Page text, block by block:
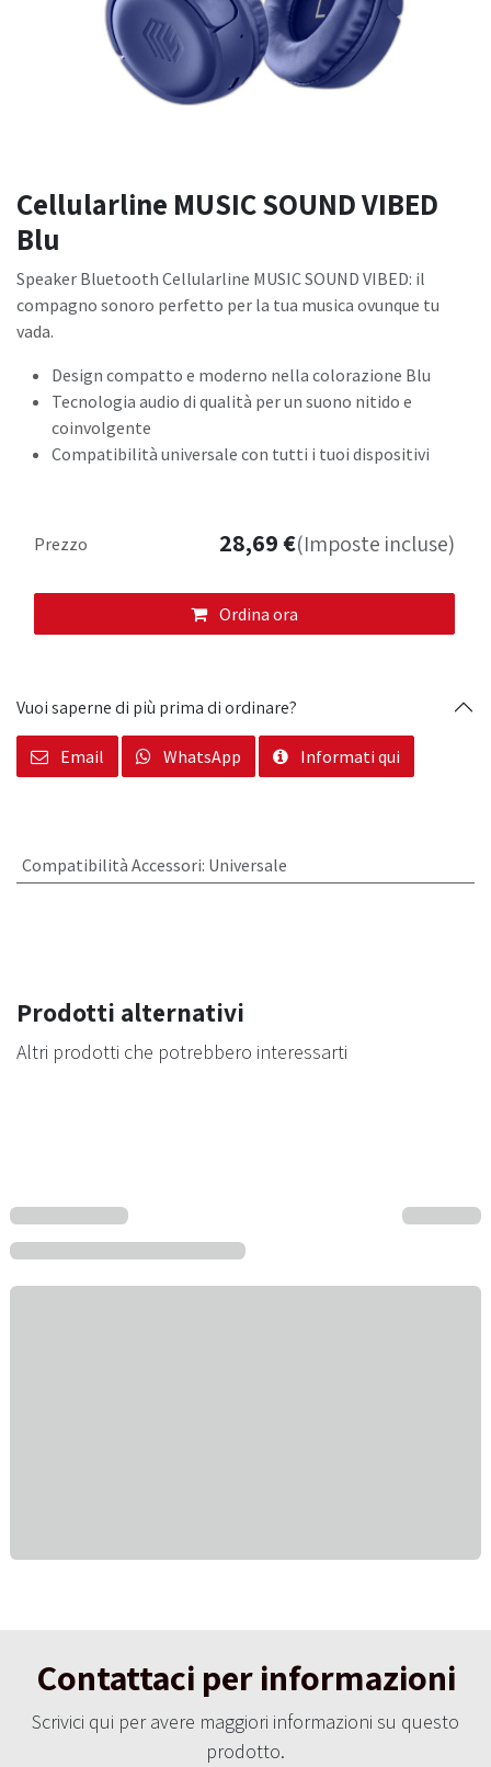
Cellularline MUSIC SOUND VIBED
Blu
Speaker Bluetooth Cellularline MUSIC SOUND VIBED: il
compagno sonoro perfetto per la tua musica ovunque tu
vada.
Design compatto e moderno nella colorazione Blu
Tecnologia audio di qualità per un suono nitido e
coinvolgente
Compatibilità universale con tutti i tuoi dispositivi
Ordina ora
Prezzo 28,69€(Imposte incluse)
Vuoi saperne di più prima di ordinare?
Email WhatsApp Informati qui
Compatibilità Accessori: Universale
Prodotti alternativi
Altri prodotti che potrebbero interessarti
Contattaci per informazioni
Scrivici qui per avere maggiori informazioni su questo
prodotto.